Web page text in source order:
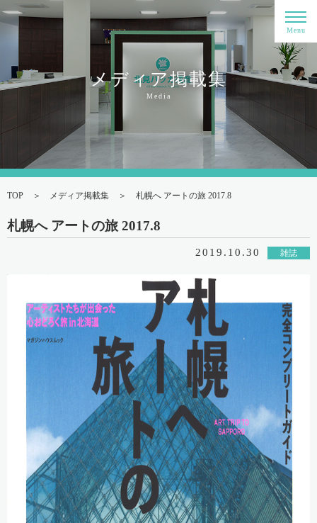
Menu
メディア掲載集
Media
TOP メディア掲載集 札幌へ アートの旅 2017.8
札幌へ アートの旅 2017.8
2019.10.30 雑誌